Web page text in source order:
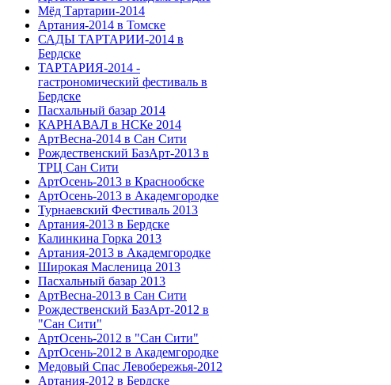
Мёд Тартарии-2014
Артания-2014 в Томске
САДЫ ТАРТАРИИ-2014 в
Бердске
ТАРТАРИЯ-2014 -
гастрономический фестиваль в
Бердске
Пасхальный базар 2014
КАРНАВАЛ в НСКе 2014
АртВесна-2014 в Сан Сити
Рождественский БазАрт-2013 в
ТРЦ Сан Сити
АртОсень-2013 в Краснообске
АртОсень-2013 в Академгородке
Турнаевский Фестиваль 2013
Артания-2013 в Бердске
Калинкина Горка 2013
Артания-2013 в Академгородке
Широкая Масленица 2013
Пасхальный базар 2013
АртВесна-2013 в Сан Сити
Рождественский БазАрт-2012 в
"Сан Сити"
АртОсень-2012 в "Сан Сити"
АртОсень-2012 в Академгородке
Медовый Спас Левобережья-2012
Артания-2012 в Бердске